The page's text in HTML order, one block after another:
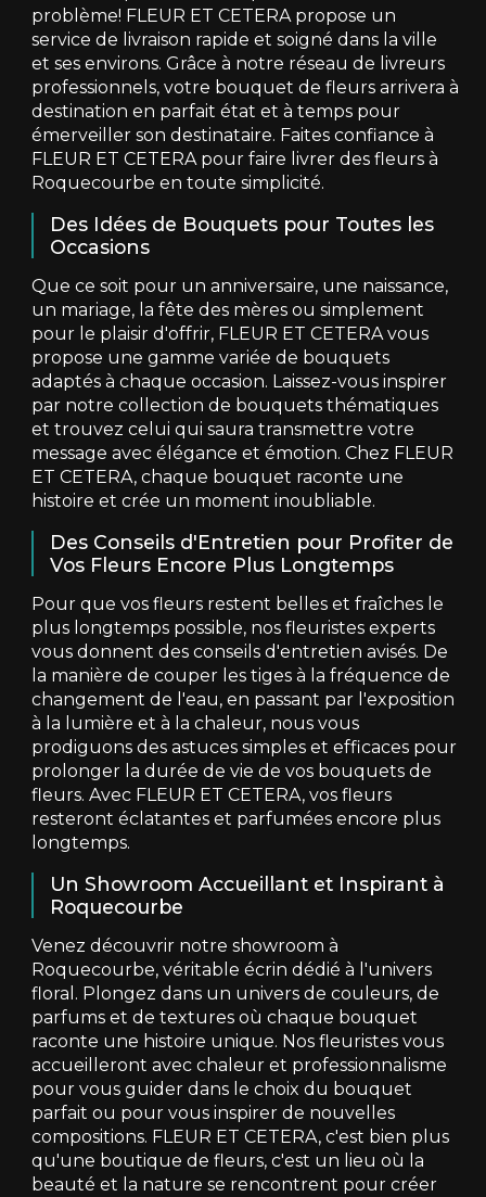
problème! FLEUR ET CETERA propose un
service de livraison rapide et soigné dans la ville
et ses environs. Grâce à notre réseau de livreurs
professionnels, votre bouquet de fleurs arrivera à
destination en parfait état et à temps pour
émerveiller son destinataire. Faites confiance à
FLEUR ET CETERA pour faire livrer des fleurs à
Roquecourbe en toute simplicité.
Des Idées de Bouquets pour Toutes les
Occasions
Que ce soit pour un anniversaire, une naissance,
un mariage, la fête des mères ou simplement
pour le plaisir d'offrir, FLEUR ET CETERA vous
propose une gamme variée de bouquets
adaptés à chaque occasion. Laissez-vous inspirer
par notre collection de bouquets thématiques
et trouvez celui qui saura transmettre votre
message avec élégance et émotion. Chez FLEUR
ET CETERA, chaque bouquet raconte une
histoire et crée un moment inoubliable.
Des Conseils d'Entretien pour Profiter de
Vos Fleurs Encore Plus Longtemps
Pour que vos fleurs restent belles et fraîches le
plus longtemps possible, nos fleuristes experts
vous donnent des conseils d'entretien avisés. De
la manière de couper les tiges à la fréquence de
changement de l'eau, en passant par l'exposition
à la lumière et à la chaleur, nous vous
prodiguons des astuces simples et efficaces pour
prolonger la durée de vie de vos bouquets de
fleurs. Avec FLEUR ET CETERA, vos fleurs
resteront éclatantes et parfumées encore plus
longtemps.
Un Showroom Accueillant et Inspirant à
Roquecourbe
Venez découvrir notre showroom à
Roquecourbe, véritable écrin dédié à l'univers
floral. Plongez dans un univers de couleurs, de
parfums et de textures où chaque bouquet
raconte une histoire unique. Nos fleuristes vous
accueilleront avec chaleur et professionnalisme
pour vous guider dans le choix du bouquet
parfait ou pour vous inspirer de nouvelles
compositions. FLEUR ET CETERA, c'est bien plus
qu'une boutique de fleurs, c'est un lieu où la
beauté et la nature se rencontrent pour créer